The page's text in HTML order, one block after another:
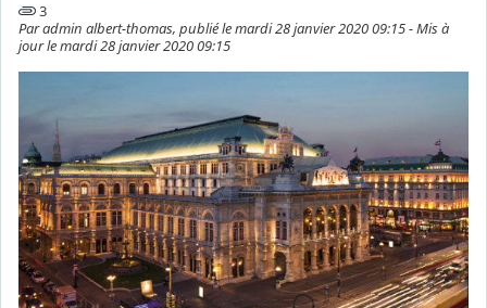
3
Par admin albert-thomas, publié le mardi 28 janvier 2020 09:15 - Mis à
jour le mardi 28 janvier 2020 09:15